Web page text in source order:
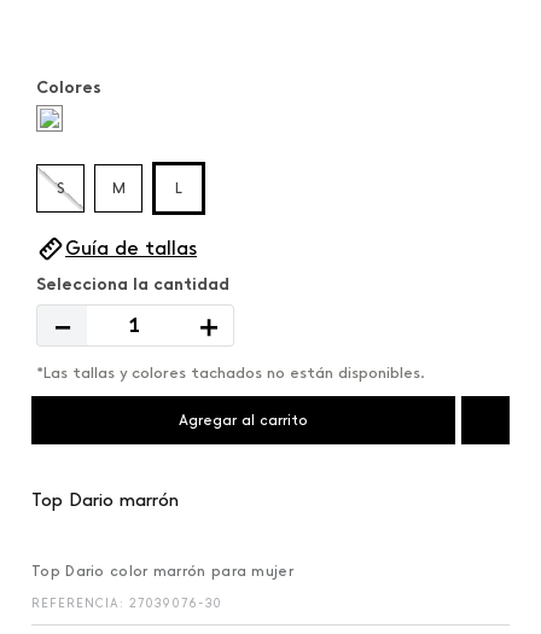
Colores
S M L
Guía de tallas
＋
－
*Las tallas y colores tachados no están disponibles.
Agregar al carrito
Top Dario marrón
Top Dario color marrón para mujer
REFERENCIA : 27039076-30